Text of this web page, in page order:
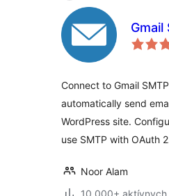
Gmail
Connect to Gmail
automatically send
WordPress site.
use SMTP with OAuth
Noor Alam
10 000+ aktívnych